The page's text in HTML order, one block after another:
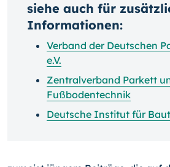
siehe auch für
Informationen:
Verband der Deutschen
e.V.
Zentralverband Parkett
Fußbodentechnik
Deutsche Institut für